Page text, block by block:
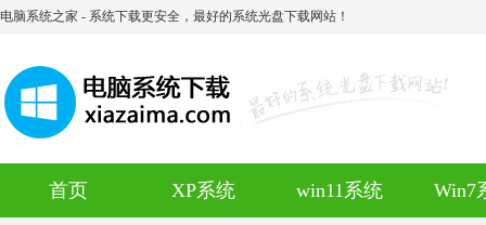
电脑系统之家 - 系统下载更安全，最好的系统光盘下载网站！
首页 XP系统 win11系统 Win7